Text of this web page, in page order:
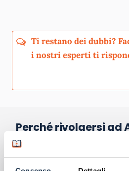
La tua email sarà utilizzata per comunicarti
accettare quanto previsto dallainformativa
Perché rivolgersi ad